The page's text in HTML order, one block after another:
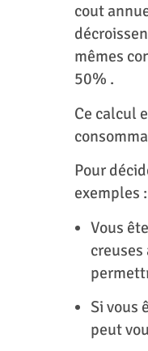
cout
mêmes
50% .
Ce calcul
Pour
exemples :
Vous
Si vous
peut